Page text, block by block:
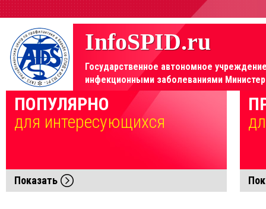
InfoSPID.ru
Государственное автономное
инфекционными заболеваниями
Элемент не найден!
ПОПУЛЯРНО
для интересующихся
Показать